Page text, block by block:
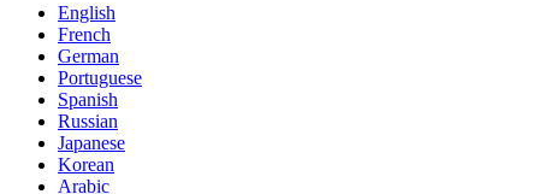
English
French
German
Portuguese
Spanish
Russian
Japanese
Korean
Arabic